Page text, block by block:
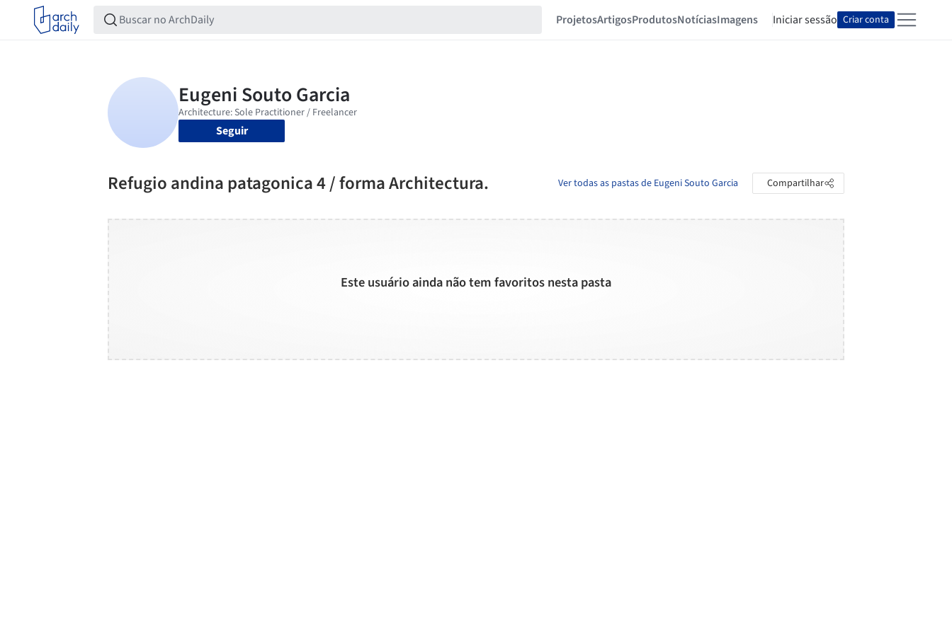
ProjetosArtigosProdutosNotíciasImagens Iniciar sessão Criar conta
Seguir
Refugio andina patagonica 4 / forma Architectura. Ver todas as pastas de Eugeni Souto Garcia Compartilhar
Este usuário ainda não tem favoritos nesta pasta